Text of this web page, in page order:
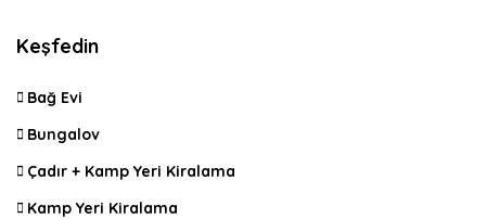
Keşfedin
Bağ Evi
Bungalov
Çadır + Kamp Yeri Kiralama
Kamp Yeri Kiralama